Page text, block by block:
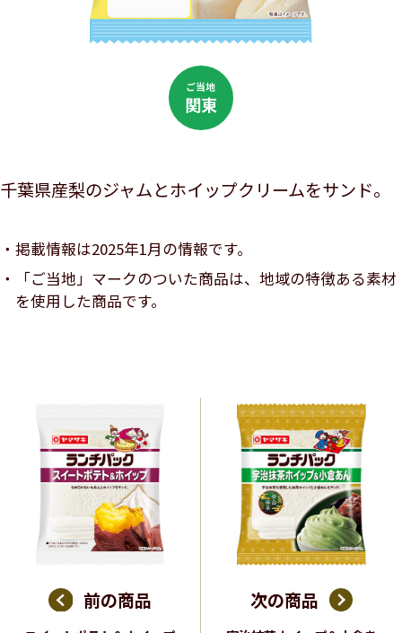
ご当地
関東
千葉県産梨のジャムとホイップクリームをサンド。
掲載情報は2025年1月の情報です。
「ご当地」マークのついた商品は、地域の特徴ある素材
を使用した商品です。
前の商品 次の商品